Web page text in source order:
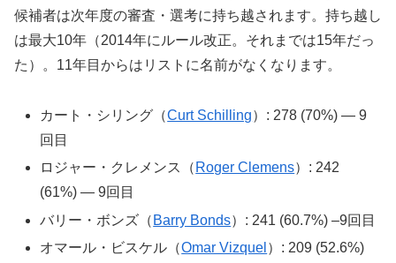
候補者は次年度の審査・選考に持ち越されます。持ち越し
は最大10年（2014年にルール改正。それまでは15年だっ
た）。11年目からはリストに名前がなくなります。
カート・シリング（Curt Schilling）: 278 (70%) — 9
回目
ロジャー・クレメンス（ Roger Clemens）: 242
(61%) — 9回目
バリー・ボンズ（ Barry Bonds）: 241 (60.7%) –9回目
オマール・ビスケル（Omar Vizquel ）: 209 (52.6%)